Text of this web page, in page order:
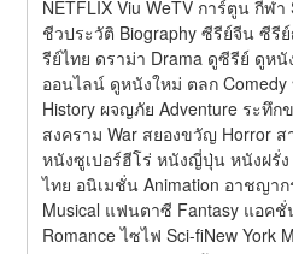
NETFLIX Viu WeTV การ์ตูน กีฬ
ชีวประวัติ Biography ซีรีย์จีน ซีรี
รีย์ไทย ดราม่า Drama ดูซีรีย์ ดูห
ออนไลน์ ดูหนังใหม่ ตลก
History ผจญภัย Adventure ระทึ
สงคราม War สยองขวัญ Horror
หนังซูเปอร์ฮีโร่ หนังญี่ปุ่น หนังฝรั่ง
ไทย อนิเมชั่น Animation อาชญา
Musical แฟนตาซี Fantasy แอค
Romance ไซไฟ Sci-fiNew York